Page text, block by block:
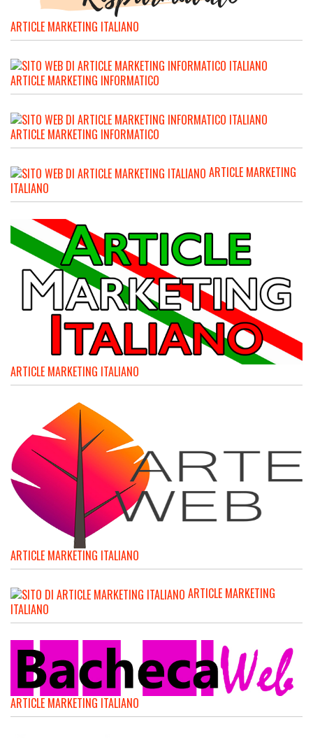
ARTICLE MARKETING ITALIANO
ARTICLE MARKETING INFORMATICO
ARTICLE MARKETING INFORMATICO
ARTICLE MARKETING
ITALIANO
ARTICLE MARKETING ITALIANO
ARTICLE MARKETING ITALIANO
ARTICLE MARKETING
ITALIANO
ARTICLE MARKETING ITALIANO